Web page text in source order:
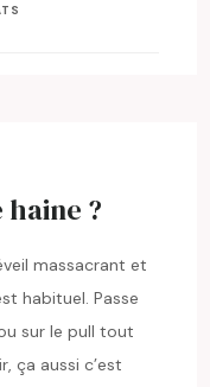
?
massacrant et
habituel. Passe
sur le pull tout
ça aussi c’est